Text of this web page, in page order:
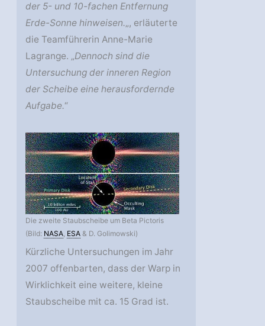
der 5- und 10-fachen Entfernung
Erde-Sonne hinweisen.„, erläuterte
die Teamführerin Anne-Marie
Lagrange. „Dennoch sind die
Untersuchung der inneren Region
der Scheibe eine herausfordernde
Aufgabe.“
Die zweite Staubscheibe um Beta Pictoris
(Bild: NASA, ESA & D. Golimowski)
Kürzliche Untersuchungen im Jahr
2007 offenbarten, dass der Warp in
Wirklichkeit eine weitere, kleine
Staubscheibe mit ca. 15 Grad ist.